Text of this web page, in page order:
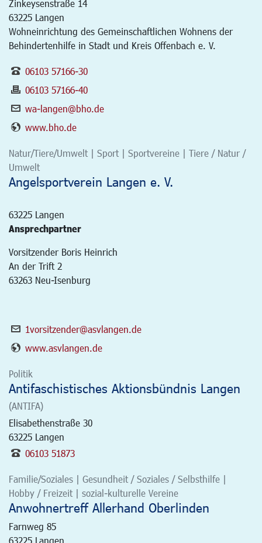
Zinkeysenstraße 14
63225 Langen
Wohneinrichtung des Gemeinschaftlichen Wohnens der
Behindertenhilfe in Stadt und Kreis Offenbach e. V.
06103 57166-30
06103 57166-40
wa-langen@bho.de
www.bho.de
Natur/Tiere/Umwelt | Sport | Sportvereine | Tiere / Natur /
Umwelt
Angelsportverein Langen e. V.
63225 Langen
Ansprechpartner
Vorsitzender Boris Heinrich
An der Trift 2
63263 Neu-Isenburg
1vorsitzender@asvlangen.de
www.asvlangen.de
Politik
Antifaschistisches Aktionsbündnis Langen
(ANTIFA)
Elisabethenstraße 30
63225 Langen
06103 51873
Familie/Soziales | Gesundheit / Soziales / Selbsthilfe |
Hobby / Freizeit | sozial-kulturelle Vereine
Anwohnertreff Allerhand Oberlinden
Farnweg 85
63225 Langen